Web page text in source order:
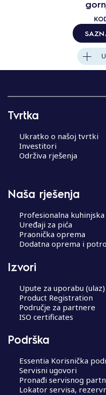
Tvrtka
Ukratko o našoj tvrtki
Investitori
Održiva rješenja
Naša rješenja
Profesionalna
Uređaji za pića
Praonička oprema
Dodatna oprema i
Izvori
Upute za uporabu (ulaz)
Product Registration
Područje za partnere
ISO certificates
Podrška
Essentia Korisnička
Servisni ugovori
Pronađi servisnog
Lokator servisa,